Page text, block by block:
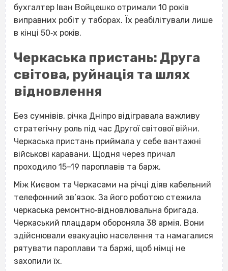
бухгалтер Іван Войцешко отримали 10 років
виправних робіт у таборах. Їх реабілітували лише
в кінці 50‐х років.
Черкаська пристань: Друга
світова, руйнація та шлях
відновлення
Без сумнівів, річка Дніпро відігравала важливу
стратегічну роль під час Другої світової війни.
Черкаська пристань приймала у себе вантажні
військові каравани. Щодня через причал
проходило 15–19 пароплавів та барж.
Між Києвом та Черкасами на річці діяв кабельний
телефонний зв’язок. За його роботою стежила
черкаська ремонтно‐відновлювальна бригада.
Черкаський плацдарм обороняла 38 армія. Вони
здійснювали евакуацію населення та намагалися
рятувати пароплави та баржі, щоб німці не
захопили їх.